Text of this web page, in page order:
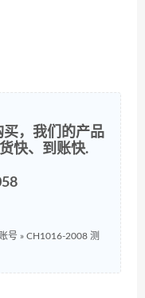
买，我们的产品
快、到账快.
号 » CH1016-2008 测